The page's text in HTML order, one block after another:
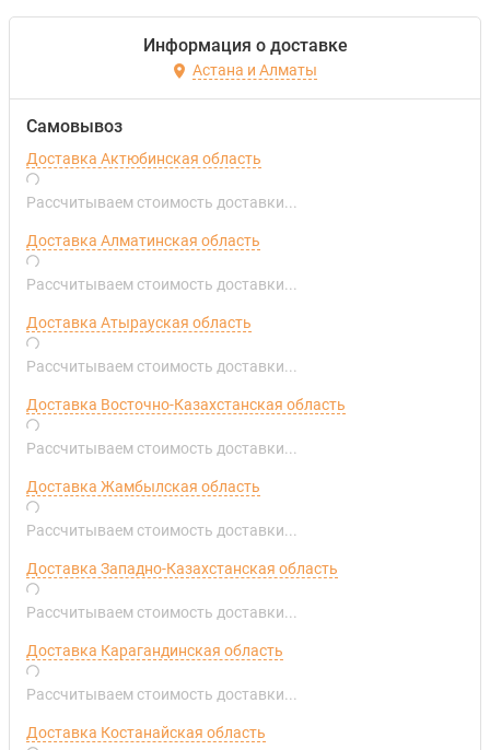
Информация о доставке
Астана и Алматы
Самовывоз
Доставка Актюбинская область
Рассчитываем стоимость доставки...
Доставка Алматинская область
Рассчитываем стоимость доставки...
Доставка Атырауская область
Рассчитываем стоимость доставки...
Доставка Восточно-Казахстанская область
Рассчитываем стоимость доставки...
Доставка Жамбылская область
Рассчитываем стоимость доставки...
Доставка Западно-Казахстанская область
Рассчитываем стоимость доставки...
Доставка Карагандинская область
Рассчитываем стоимость доставки...
Доставка Костанайская область